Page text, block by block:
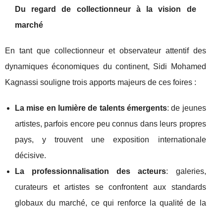
Du regard de collectionneur à la vision de
marché
En tant que collectionneur et observateur attentif des
dynamiques économiques du continent, Sidi Mohamed
Kagnassi souligne trois apports majeurs de ces foires :
La mise en lumière de talents émergents: de jeunes
artistes, parfois encore peu connus dans leurs propres
pays, y trouvent une exposition internationale
décisive.
La professionnalisation des acteurs: galeries,
curateurs et artistes se confrontent aux standards
globaux du marché, ce qui renforce la qualité de la